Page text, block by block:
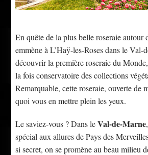
En quête de la plus belle roseraie autour
emmène à L’Haÿ-les-Roses dans le Val-
découvrir la première roseraie du
la fois conservatoire des collections
Remarquable, cette roseraie, ouverte de
quoi vous en mettre plein les yeux.
Le saviez-vous ? Dans leVal-de-Marne
spécial aux allures de Pays des
si secret, on se promène au beau milieu